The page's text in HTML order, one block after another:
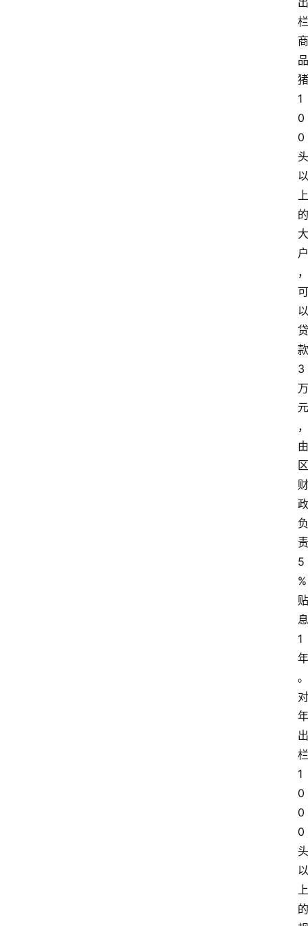
栏
商
品
猪
1
0
0
头
以
上
的
大
户
，
可
以
贷
款
3
万
元
，
由
区
财
政
负
责
5
%
贴
息
1
年
。
对
年
出
栏
1
0
0
0
头
以
上
的